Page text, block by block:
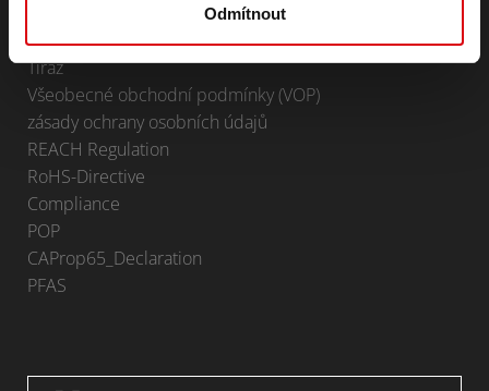
Odmítnout
Infoservice
Tiráž
Všeobecné obchodní podmínky (VOP)
zásady ochrany osobních údajů
REACH Regulation
RoHS-Directive
Compliance
POP
CAProp65_Declaration
PFAS